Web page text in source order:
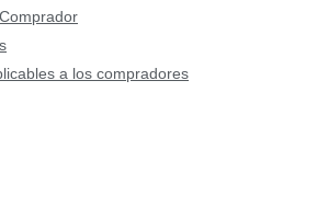
a los compradores